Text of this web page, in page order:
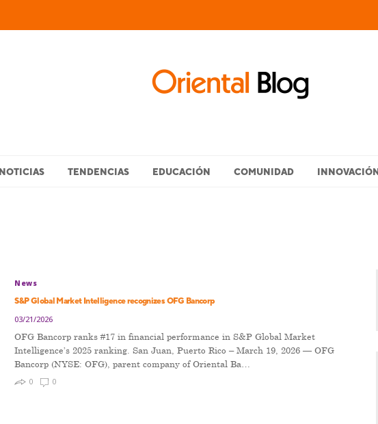
NOTICIAS TENDENCIAS EDUCACIÓN COMUNIDAD INNOVACIÓN
News
S&P Global Market Intelligence recognizes OFG Bancorp
03/21/2026
OFG Bancorp ranks #17 in financial performance in S&P Global Market
Intelligence’s 2025 ranking. San Juan, Puerto Rico – March 19, 2026 — OFG
Bancorp (NYSE: OFG), parent company of Oriental Ba…
0 0